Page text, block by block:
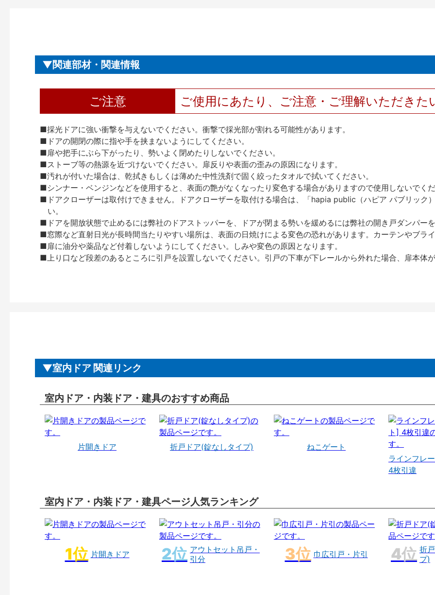
関連部材・関連情報
ご注意 ご使用にあたり、ご注意・ご理解いただきた
■採光ドアに強い衝撃を与えないでください。衝撃で採光部が割れる可能性があります。
■ドアの開閉の際に指や手を挟まないようにしてください。
■扉や把手にぶら下がったり、勢いよく閉めたりしないでください。
■ストーブ等の熱源を近づけないでください。扉反りや表面の歪みの原因になります。
■汚れが付いた場合は、乾拭きもしくは薄めた中性洗剤で固く絞ったタオルで拭いてください。
■シンナー・ベンジンなどを使用すると、表面の艶がなくなったり変色する場合がありますので使用しないでく
■ドアクローザーは取付けできません。ドアクローザーを取付ける場合は、「hapia public（ハピア パブリック
い。
■ドアを開放状態で止めるには弊社のドアストッパーを、ドアが閉まる勢いを緩めるには弊社の開き戸ダンパー
■窓際など直射日光が長時間当たりやすい場所は、表面の日焼けによる変色の恐れがあります。カーテンやブラ
■扉に油分や薬品など付着しないようにしてください。しみや変色の原因となります。
■上り口など段差のあるところに引戸を設置しないでください。引戸の下車が下レールから外れた場合、扉本体
室内ドア 関連リンク
室内ドア・内装ドア・建具のおすすめ商品
片開きドア 折戸ドア(錠なしタイプ)
ねこゲート
ラインフレ
4枚引違
室内ドア・内装ドア・建具ページ人気ランキング
片開きドア
アウトセット吊戸・
引分
巾広引戸・片引
折
プ)